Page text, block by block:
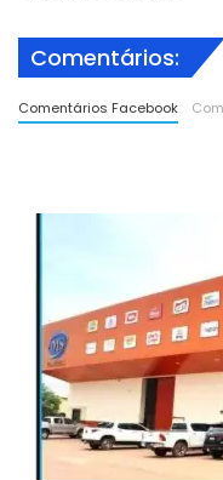
Comentários:
Comentários Facebook